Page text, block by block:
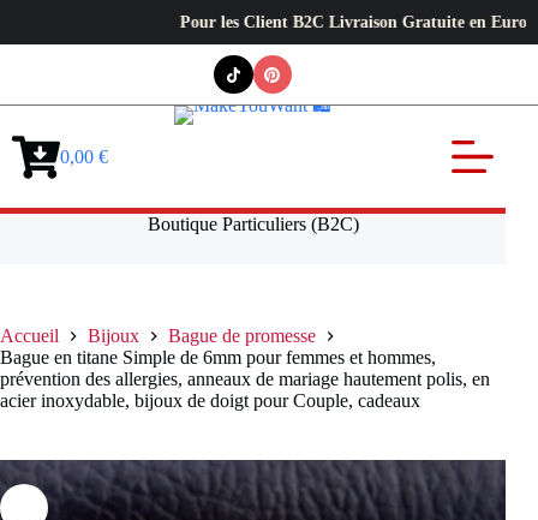
Pour les Client B2C Livraison Gratuite en Europe ✦
Panier0,00 €
Boutique Particuliers (B2C)
Accueil Bijoux
Bague de promesse
Bague en titane Simple de 6mm pour femmes et hommes,
prévention des allergies, anneaux de mariage hautement polis, en
acier inoxydable, bijoux de doigt pour Couple, cadeaux